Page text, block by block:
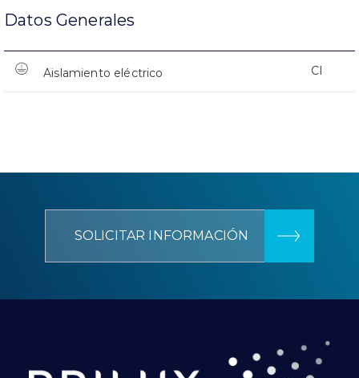
Datos Generales
Aislamiento eléctrico CI
SOLICITAR INFORMACIÓN